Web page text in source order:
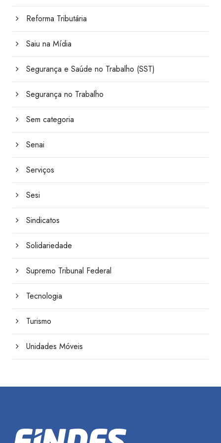
Reforma Tributária
Saiu na Mídia
Segurança e Saúde no Trabalho (SST)
Segurança no Trabalho
Sem categoria
Senai
Serviços
Sesi
Sindicatos
Solidariedade
Supremo Tribunal Federal
Tecnologia
Turismo
Unidades Móveis